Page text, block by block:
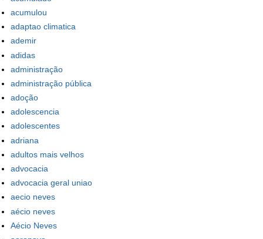
acumulou
adaptao climatica
ademir
adidas
administração
administração pública
adoção
adolescencia
adolescentes
adriana
adultos mais velhos
advocacia
advocacia geral uniao
aecio neves
aécio neves
Aécio Neves